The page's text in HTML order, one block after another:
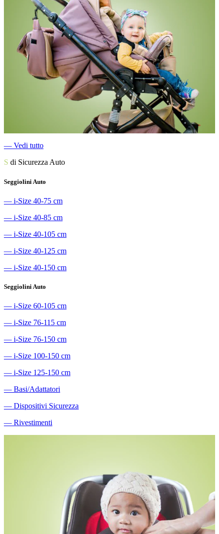
― Vedi tutto
S di Sicurezza Auto
Seggiolini Auto
― i-Size 40-75 cm
― i-Size 40-85 cm
― i-Size 40-105 cm
― i-Size 40-125 cm
― i-Size 40-150 cm
Seggiolini Auto
― i-Size 60-105 cm
― i-Size 76-115 cm
― i-Size 76-150 cm
― i-Size 100-150 cm
― i-Size 125-150 cm
― Basi/Adattatori
― Dispositivi Sicurezza
― Rivestimenti